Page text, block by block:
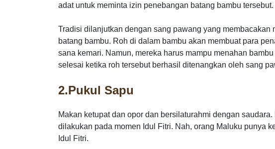
adat untuk meminta izin penebangan batang bambu tersebut.
Tradisi dilanjutkan dengan sang pawang yang membacakan
batang bambu. Roh di dalam bambu akan membuat para
sana kemari. Namun, mereka harus mampu menahan
selesai ketika roh tersebut berhasil ditenangkan oleh sang
2.Pukul Sapu
Makan ketupat dan opor dan bersilaturahmi dengan
dilakukan pada momen Idul Fitri. Nah, orang Maluku punya
Idul Fitri.